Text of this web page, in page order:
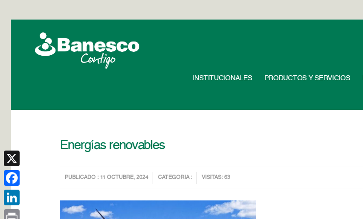
INSTITUCIONALES PRODUCTOS Y SERVICIOS
Energías renovables
PUBLICADO : 11 OCTUBRE, 2024 CATEGORIA : VISITAS: 63
X
Facebook
LinkedIn